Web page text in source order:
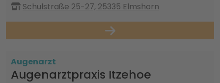
Schulstraße 25-27, 25335 Elmshorn
Augenarzt
Augenarztpraxis Itzehoe